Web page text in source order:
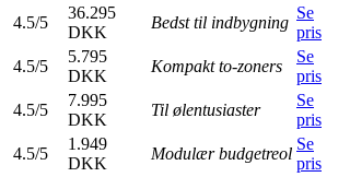
4.5/5
36.295
DKK
Bedst til indbygning
Se
pris
4.5/5
5.795
DKK
Kompakt to-zoners
Se
pris
4.5/5
7.995
DKK
Til ølentusiaster
Se
pris
4.5/5
1.949
DKK
Modulær budgetreol
Se
pris